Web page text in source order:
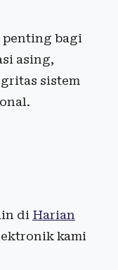
penting bagi
asing,
sistem
di Harian
kami